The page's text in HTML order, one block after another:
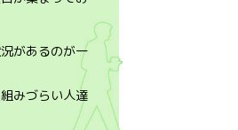
があるのが一
みづらい人達